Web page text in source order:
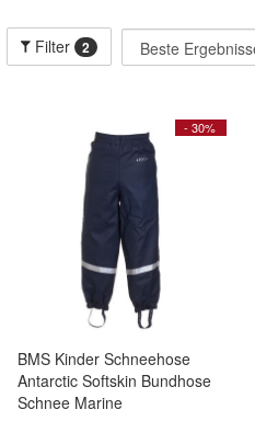
Filter 2
- 30%
BMS Kinder Schneehose
Antarctic Softskin Bundhose
Schnee Marine